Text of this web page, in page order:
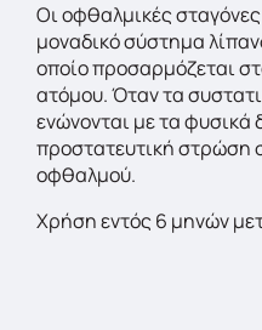
Οι οφθαλμικές
μοναδικό σύστημα
οποίο προσαρμόζεται
ατόμου. Όταν τα
ενώνονται με τα φυσικά
προστατευτική στρώση
οφθαλμού.
Χρήση εντός 6 μηνών